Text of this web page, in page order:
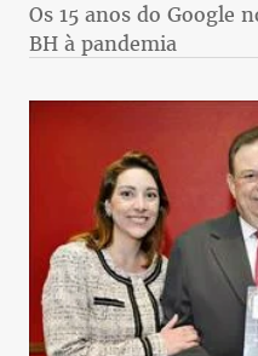
Os 15 anos do Google
BH à pandemia